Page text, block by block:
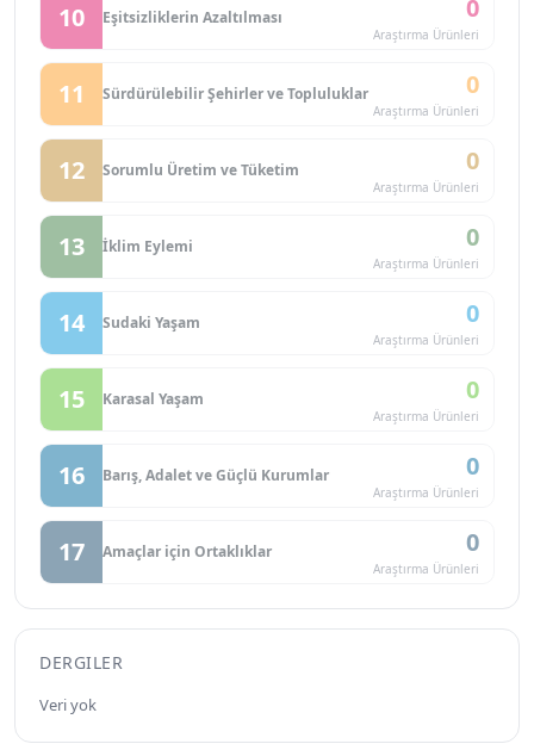
10 Eşitsizliklerin Azaltılması 0
Araştırma Ürünleri
11 Sürdürülebilir Şehirler ve Topluluklar 0
Araştırma Ürünleri
12 Sorumlu Üretim ve Tüketim 0
Araştırma Ürünleri
13 İklim Eylemi 0
Araştırma Ürünleri
14 Sudaki Yaşam 0
Araştırma Ürünleri
15 Karasal Yaşam 0
Araştırma Ürünleri
16 Barış, Adalet ve Güçlü Kurumlar 0
Araştırma Ürünleri
17 Amaçlar için Ortaklıklar 0
Araştırma Ürünleri
DERGILER
Veri yok